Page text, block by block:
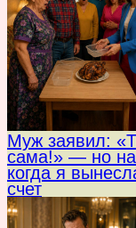
Муж заявил:
сама!» — но
когда я
счет